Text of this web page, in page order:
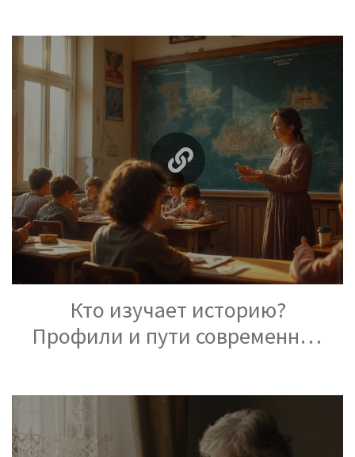
Кто изучает историю?
Профили и пути современных